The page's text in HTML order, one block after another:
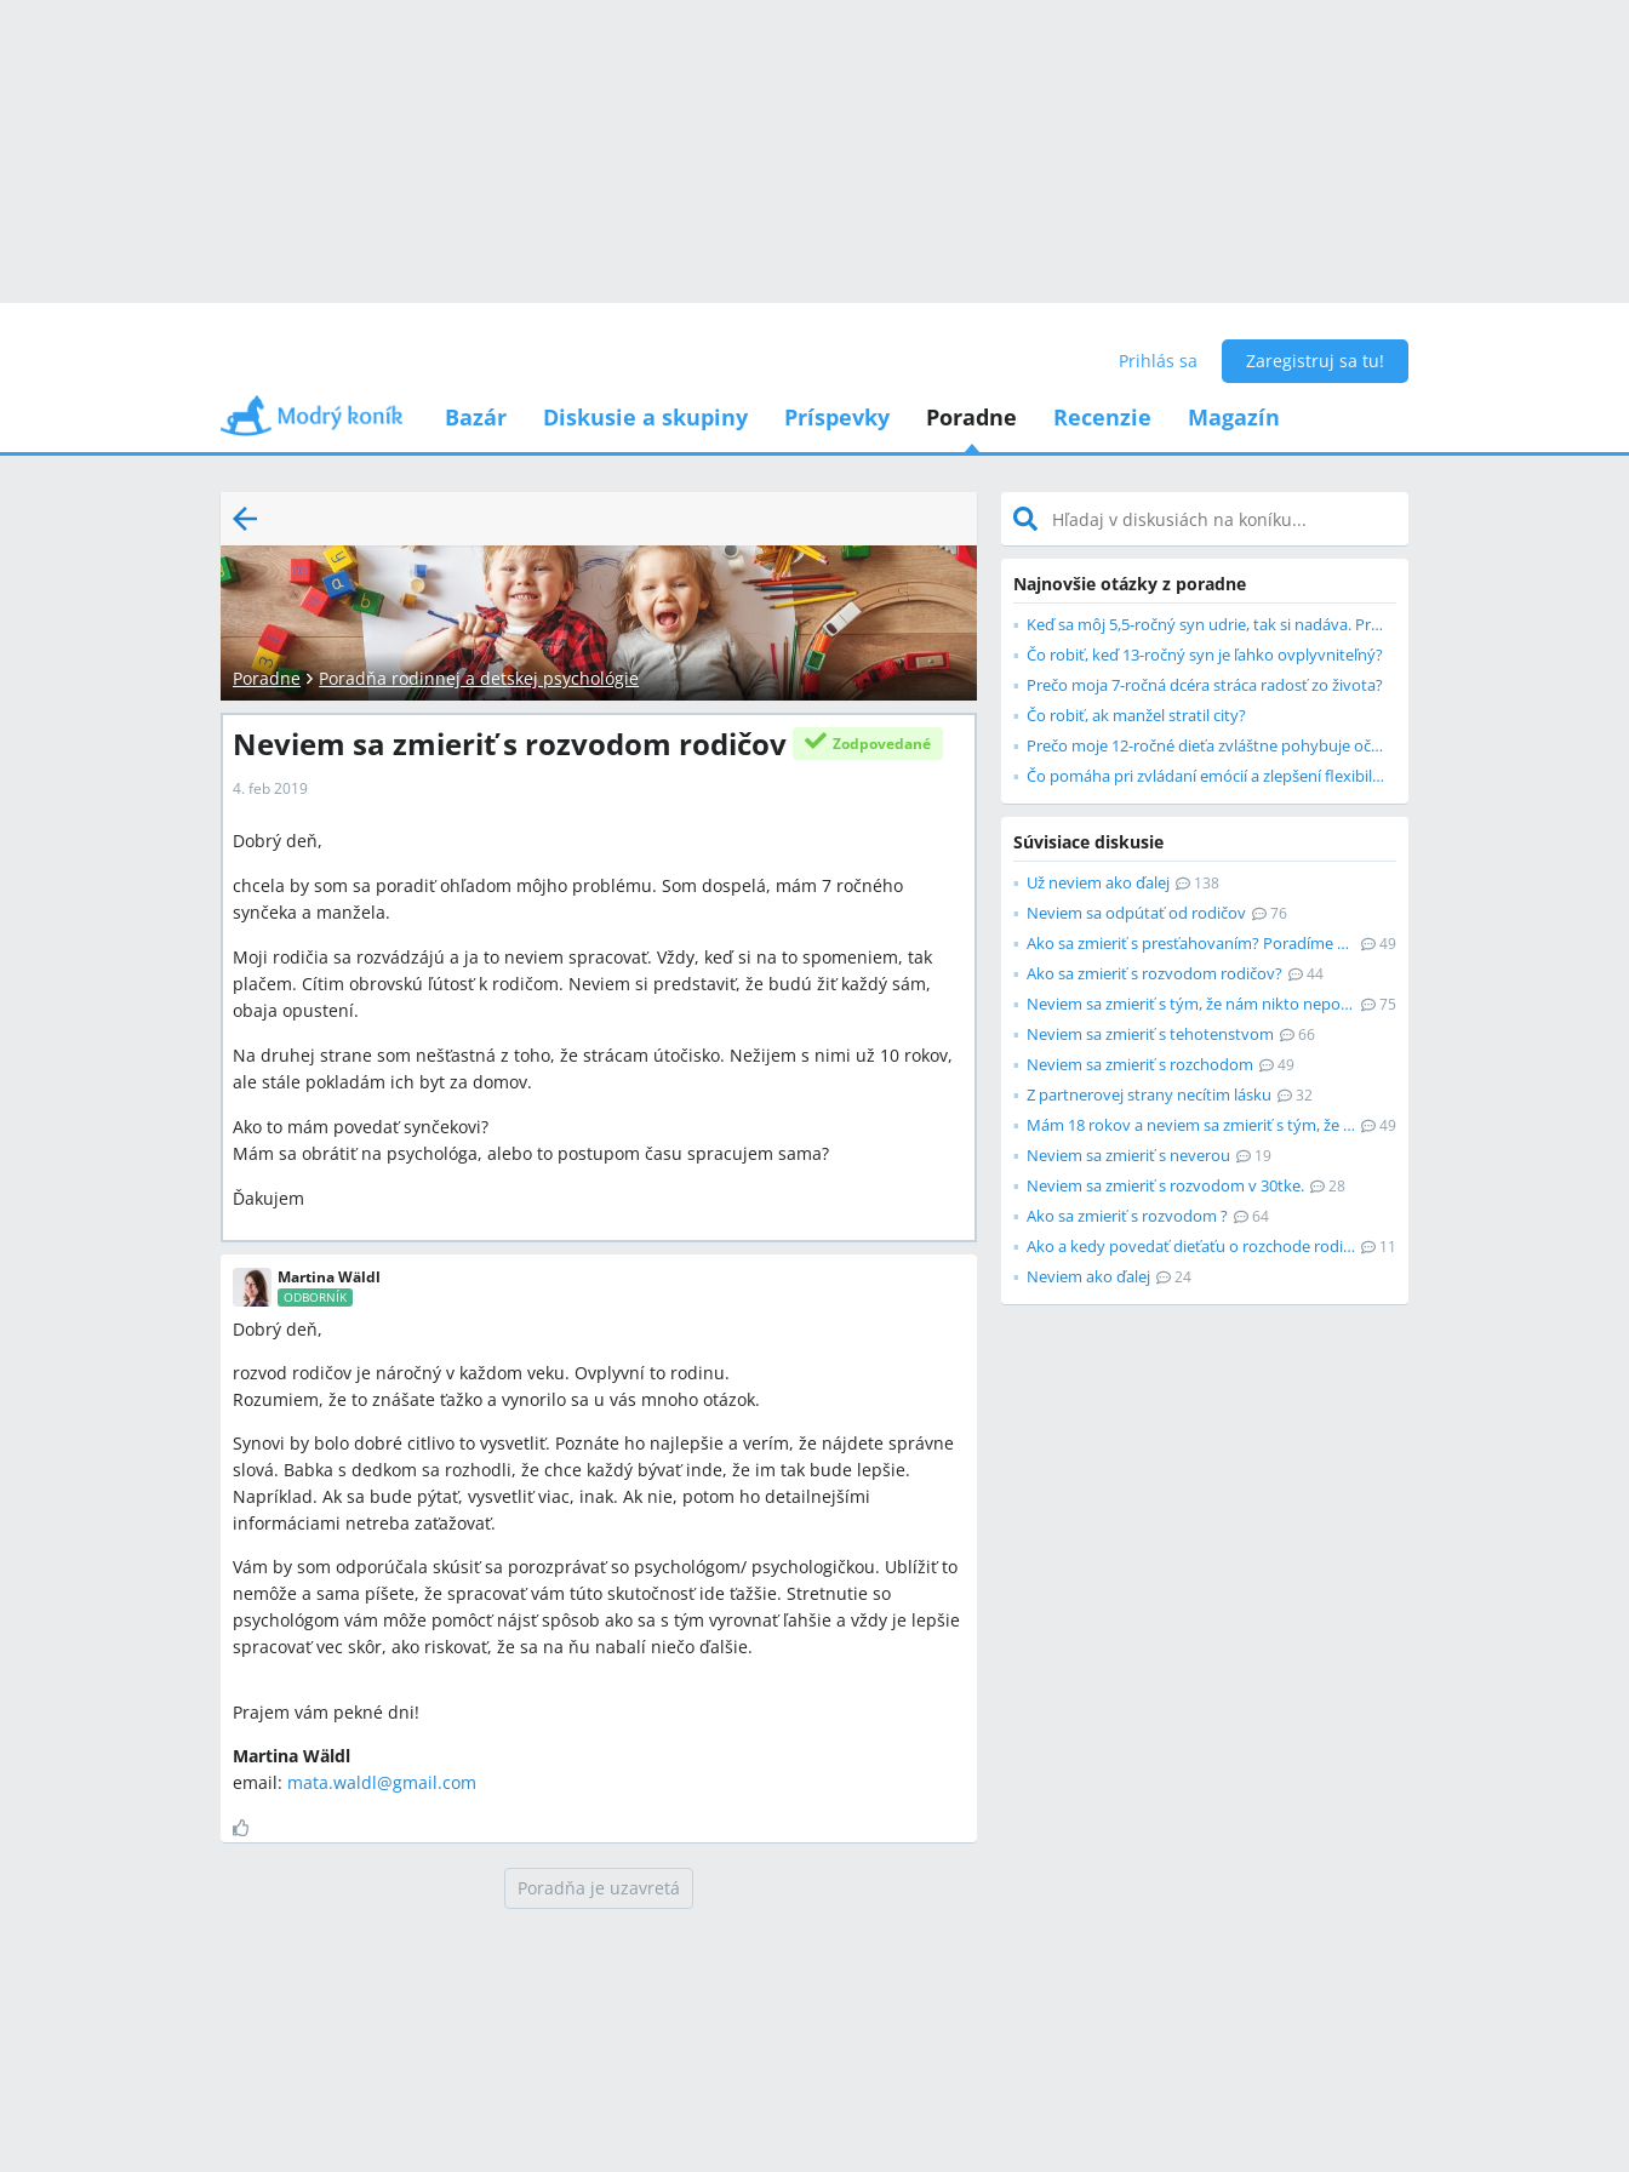
Prihlás sa Zaregistruj sa tu!
Bazár Diskusie a skupiny Príspevky Poradne Recenzie Magazín
Poradne Poradňa rodinnej a detskej psychológie
Neviem sa zmieriť s rozvodom rodičov Zodpovedané
4. feb 2019
Dobrý deň,
chcela by som sa poradiť ohľadom môjho problému. Som dospelá, mám 7 ročného
synčeka a manžela.
Moji rodičia sa rozvádzájú a ja to neviem spracovať. Vždy, keď si na to spomeniem, tak
plačem. Cítim obrovskú ľútosť k rodičom. Neviem si predstaviť, že budú žiť každý sám,
obaja opustení.
Na druhej strane som nešťastná z toho, že strácam útočisko. Nežijem s nimi už 10 rokov,
ale stále pokladám ich byt za domov.
Ako to mám povedať synčekovi?
Mám sa obrátiť na psychológa, alebo to postupom času spracujem sama?
Ďakujem
Martina Wäldl
ODBORNÍK
Dobrý deň,
rozvod rodičov je náročný v každom veku. Ovplyvní to rodinu.
Rozumiem, že to znášate ťažko a vynorilo sa u vás mnoho otázok.
Synovi by bolo dobré citlivo to vysvetliť. Poznáte ho najlepšie a verím, že nájdete správne
slová. Babka s dedkom sa rozhodli, že chce každý bývať inde, že im tak bude lepšie.
Napríklad. Ak sa bude pýtať, vysvetliť viac, inak. Ak nie, potom ho detailnejšími
informáciami netreba zaťažovať.
Vám by som odporúčala skúsiť sa porozprávať so psychológom/ psychologičkou. Ublížiť to
nemôže a sama píšete, že spracovať vám túto skutočnosť ide ťažšie. Stretnutie so
psychológom vám môže pomôcť nájsť spôsob ako sa s tým vyrovnať ľahšie a vždy je lepšie
spracovať vec skôr, ako riskovať, že sa na ňu nabalí niečo ďalšie.
Prajem vám pekné dni!
Martina Wäldl
email: mata.waldl@gmail.com
Poradňa je uzavretá
Najnovšie otázky z poradne
Keď sa môj 5,5-ročný syn udrie, tak si nadáva. Prečo to robí?
Čo robiť, keď 13-ročný syn je ľahko ovplyvniteľný?
Prečo moja 7-ročná dcéra stráca radosť zo života?
Čo robiť, ak manžel stratil city?
Prečo moje 12-ročné dieťa zvláštne pohybuje očami?
Čo pomáha pri zvládaní emócií a zlepšení flexibility?
Súvisiace diskusie
Už neviem ako ďalej 138
Neviem sa odpútať od rodičov 76
Ako sa zmieriť s presťahovaním? Poradíme Vám! 49
Ako sa zmieriť s rozvodom rodičov? 44
Neviem sa zmieriť s tým, že nám nikto nepomáha 75
Neviem sa zmieriť s tehotenstvom 66
Neviem sa zmieriť s rozchodom 49
Z partnerovej strany necítim lásku 32
Mám 18 rokov a neviem sa zmieriť s tým, že mám menštruáciu 49
Neviem sa zmieriť s neverou 19
Neviem sa zmieriť s rozvodom v 30tke. 28
Ako sa zmieriť s rozvodom ? 64
Ako a kedy povedať dieťaťu o rozchode rodičov? 11
Neviem ako ďalej 24